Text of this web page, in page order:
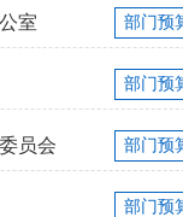
室 部门预
部门预
员会 部门预
部门预